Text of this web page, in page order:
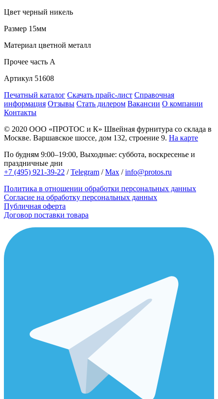
Цвет черный никель
Размер 15мм
Материал цветной металл
Прочее часть A
Артикул 51608
Печатный каталог Скачать прайс-лист Справочная
информация Отзывы Стать дилером Вакансии О компании
Контакты
© 2020 ООО «ПРОТОС и К» Швейная фурнитура со склада в
Москве. Варшавское шоссе, дом 132, строение 9. На карте
По будням 9:00–19:00, Выходные: суббота, воскресенье и
праздничные дни
+7 (495) 921-39-22 /Telegram /Max /info@protos.ru
Политика в отношении обработки персональных данных
Согласие на обработку персональных данных
Публичная оферта
Договор поставки товара